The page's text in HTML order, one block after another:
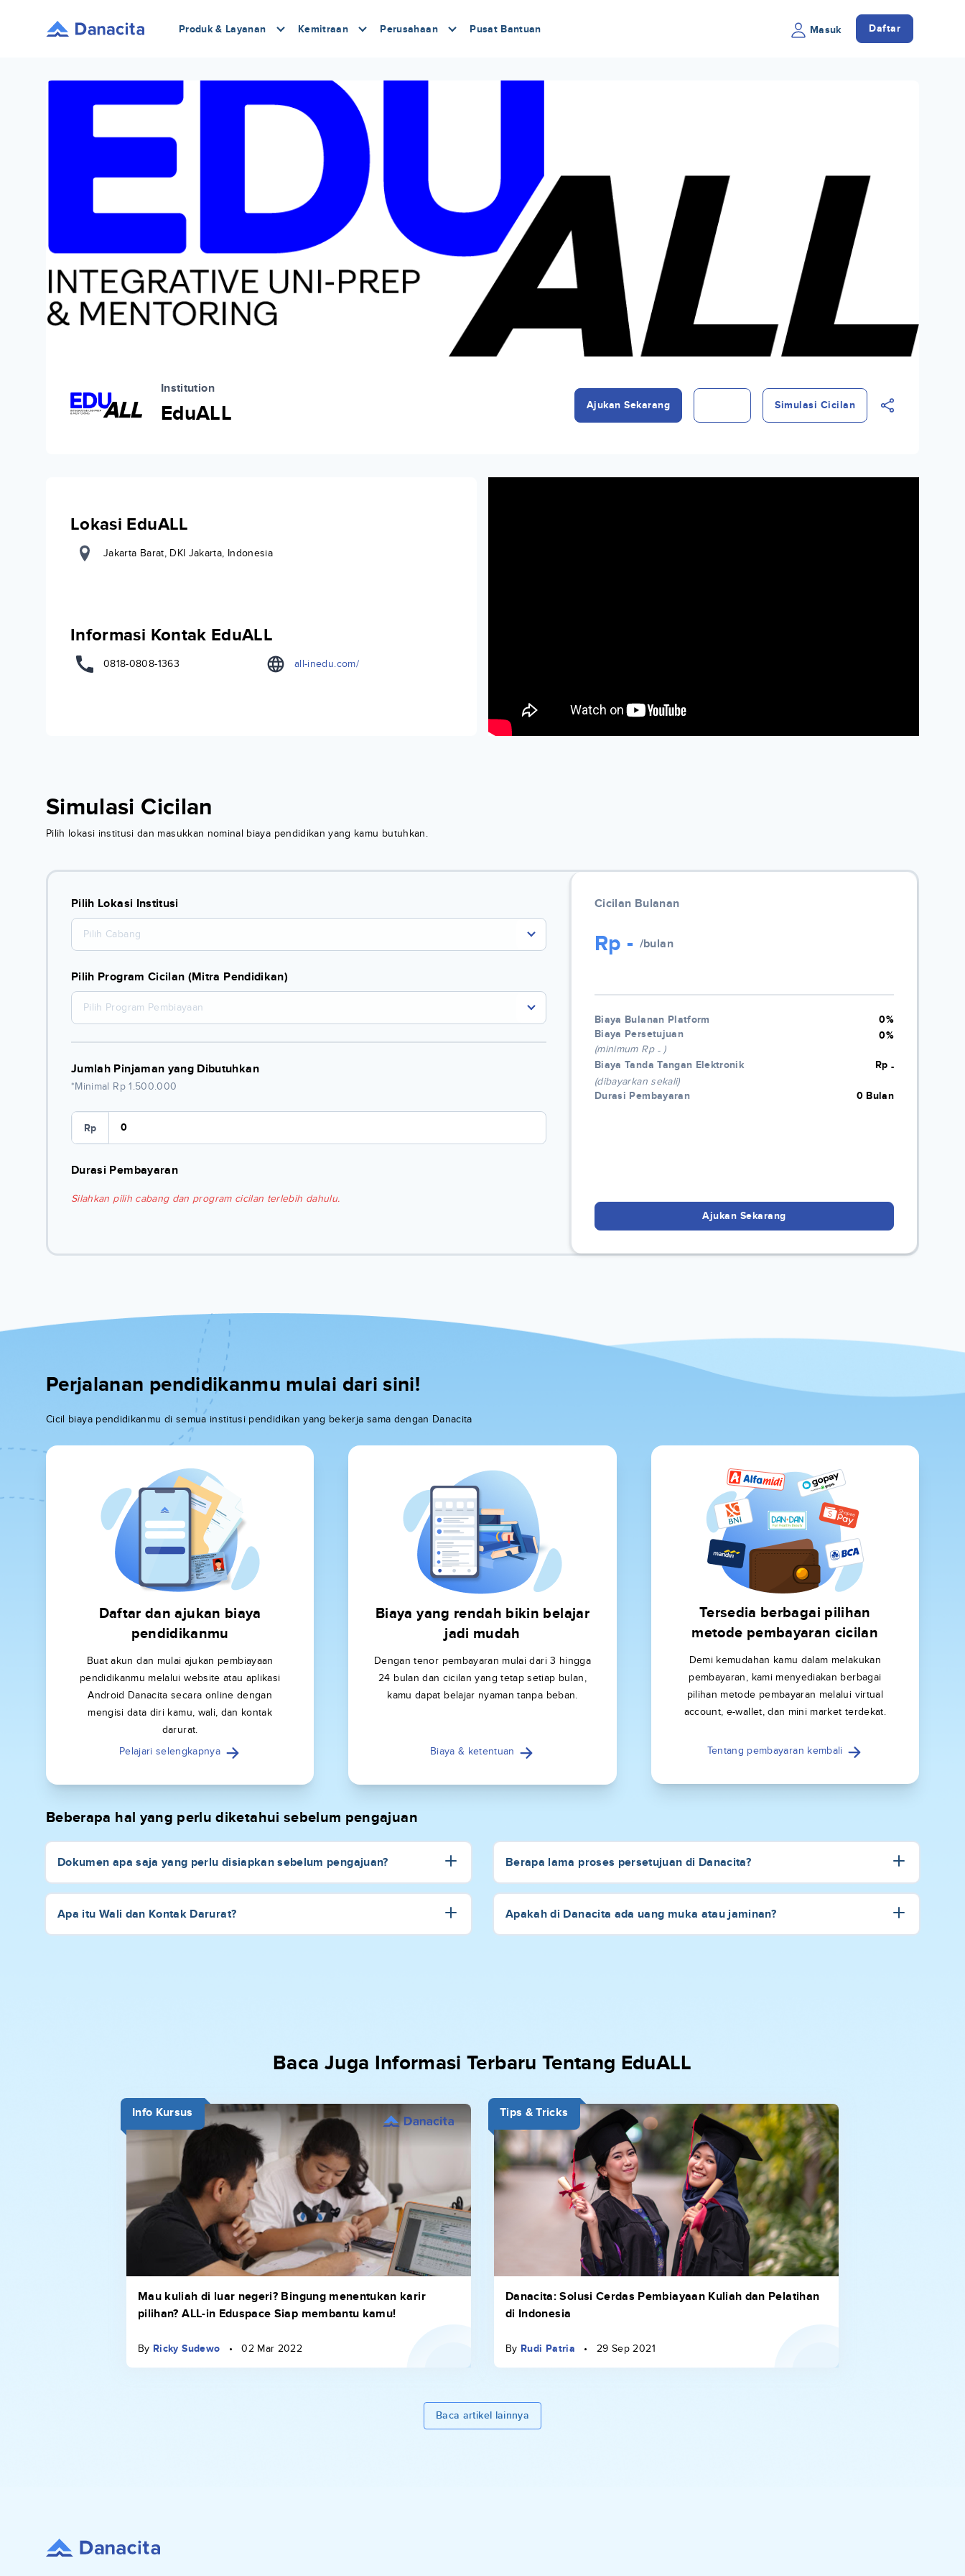
Produk & Layanan Kemitraan Perusahaan Pusat Bantuan Masuk Daftar
Institution
EduALL Ajukan Sekarang Simulasi Cicilan
Lokasi EduALL
Jakarta Barat, DKI Jakarta, Indonesia
Informasi Kontak EduALL
0818-0808-1363 all-inedu.com/
Simulasi Cicilan
Pilih lokasi institusi dan masukkan nominal biaya pendidikan yang kamu butuhkan.
Pilih Lokasi Institusi
Pilih Cabang
Pilih Program Cicilan (Mitra Pendidikan)
Pilih Program Pembiayaan
Jumlah Pinjaman yang Dibutuhkan
*Minimal Rp 1.500.000
Rp
Durasi Pembayaran
Silahkan pilih cabang dan program cicilan terlebih dahulu.
Cicilan Bulanan
Rp - /bulan
Biaya Bulanan Platform
0%
Biaya Persetujuan
(minimum Rp -)
0%
Biaya Tanda Tangan Elektronik
(dibayarkan sekali)
Rp -
Durasi Pembayaran 0 Bulan
Ajukan Sekarang
Perjalanan pendidikanmu mulai dari sini!
Cicil biaya pendidikanmu di semua institusi pendidikan yang bekerja sama dengan Danacita
Daftar dan ajukan biaya
pendidikanmu
Buat akun dan mulai ajukan pembiayaan
pendidikanmu melalui website atau aplikasi
Android Danacita secara online dengan
mengisi data diri kamu, wali, dan kontak
darurat.
Pelajari selengkapnya
Biaya yang rendah bikin belajar
jadi mudah
Dengan tenor pembayaran mulai dari 3 hingga
24 bulan dan cicilan yang tetap setiap bulan,
kamu dapat belajar nyaman tanpa beban.
Biaya & ketentuan
Tersedia berbagai pilihan
metode pembayaran cicilan
Demi kemudahan kamu dalam melakukan
pembayaran, kami menyediakan berbagai
pilihan metode pembayaran melalui virtual
account, e-wallet, dan mini market terdekat.
Tentang pembayaran kembali
Beberapa hal yang perlu diketahui sebelum pengajuan
Dokumen apa saja yang perlu disiapkan sebelum pengajuan?
Apa itu Wali dan Kontak Darurat?
Berapa lama proses persetujuan di Danacita?
Apakah di Danacita ada uang muka atau jaminan?
Baca Juga Informasi Terbaru Tentang EduALL
Info Kursus
Mau kuliah di luar negeri? Bingung menentukan karir
pilihan? ALL-in Eduspace Siap membantu kamu!
By Ricky Sudewo • 02 Mar 2022
Tips & Tricks
Danacita: Solusi Cerdas Pembiayaan Kuliah dan Pelatihan
di Indonesia
By Rudi Patria • 29 Sep 2021
Baca artikel lainnya